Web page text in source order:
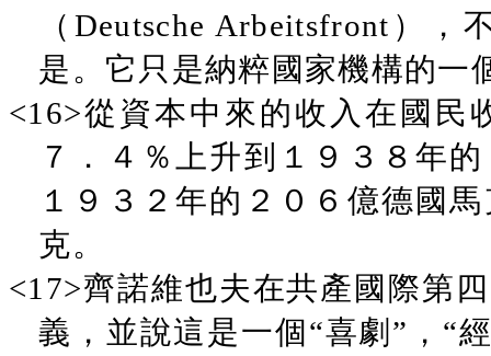
（Deutsche Arbeitsfront）
是。它只是納粹國家機構的一
<16>從資本中來的收入在國民
７．４％上升到１９３８年
１９３２年的２０６億德國
克。
<17>齊諾維也夫在共產國際第
義，並說這是一個“喜劇”，“